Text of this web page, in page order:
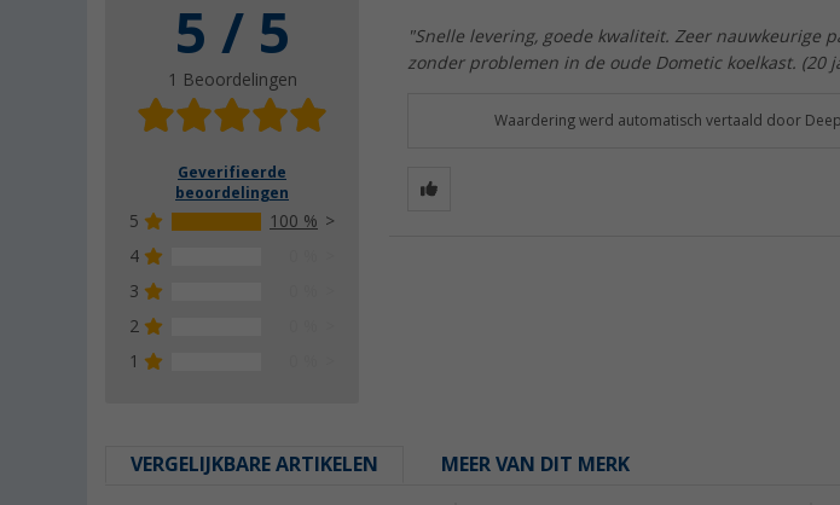
5 / 5
1 Beoordelingen
Geverifieerde
beoordelingen
5
100 %
4
3
2
1
"Snelle levering, goede kwaliteit. Zeer nauwkeurige
zonder problemen in de oude Dometic koelkast. (20
Waardering werd automatisch vertaald door
VERGELIJKBARE ARTIKELEN MEER VAN DIT MERK